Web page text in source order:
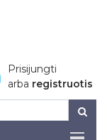
Prisijungti
arba registruotis